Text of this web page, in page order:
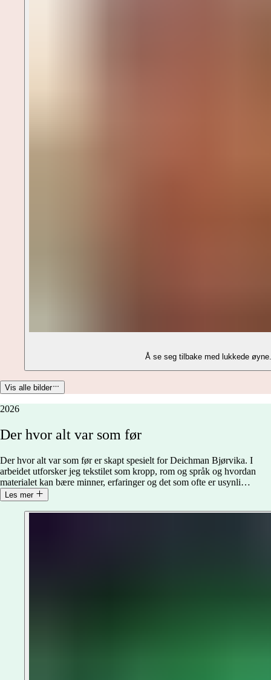
Å se seg tilbake med lukkede
Vis alle bilder
2026
Der hvor alt var som før
Der hvor alt var som før er skapt spesielt for Deichman Bjørvika. I
arbeidet utforsker jeg tekstilet som kropp, rom og språk og hvordan
materialet kan bære minner, erfaringer og det som ofte er usynli…
Les mer